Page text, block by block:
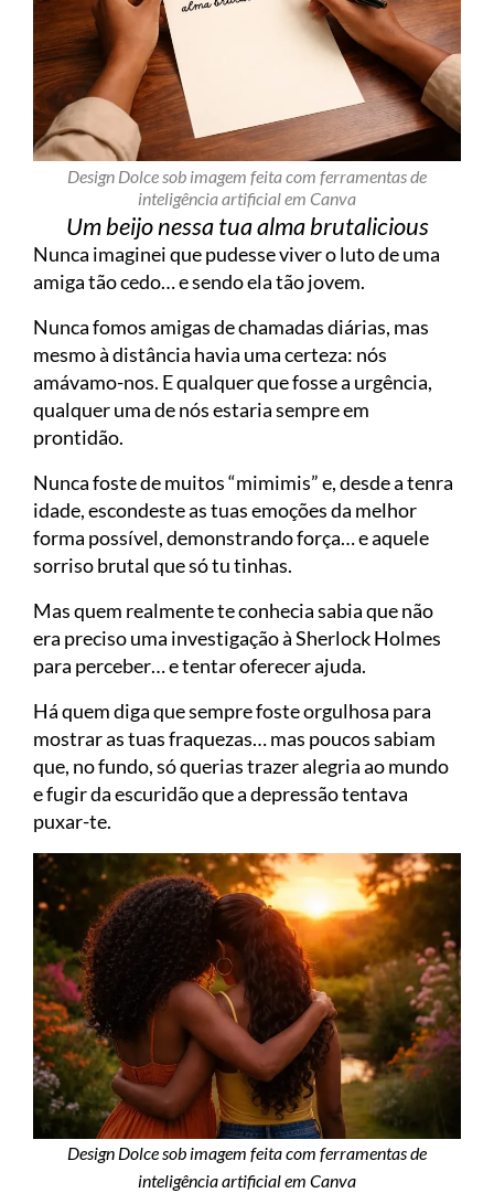
Design Dolce sob imagem feita com ferramentas de
inteligência artificial em Canva
Um beijo nessa tua alma brutalicious
Nunca imaginei que pudesse viver o luto de uma
amiga tão cedo… e sendo ela tão jovem.
Nunca fomos amigas de chamadas diárias, mas
mesmo à distância havia uma certeza: nós
amávamo-nos. E qualquer que fosse a urgência,
qualquer uma de nós estaria sempre em
prontidão.
Nunca foste de muitos “mimimis” e, desde a tenra
idade, escondeste as tuas emoções da melhor
forma possível, demonstrando força… e aquele
sorriso brutal que só tu tinhas.
Mas quem realmente te conhecia sabia que não
era preciso uma investigação à Sherlock Holmes
para perceber… e tentar oferecer ajuda.
Há quem diga que sempre foste orgulhosa para
mostrar as tuas fraquezas… mas poucos sabiam
que, no fundo, só querias trazer alegria ao mundo
e fugir da escuridão que a depressão tentava
puxar-te.
Design Dolce sob imagem feita com ferramentas de
inteligência artificial em Canva